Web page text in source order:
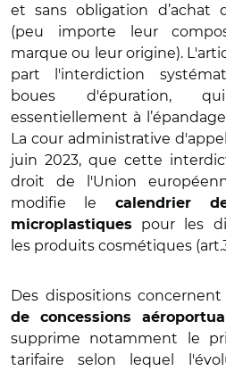
et sans obligation d’achat
(peu importe leur
marque ou leur origine).
part l'interdiction
boues d'épuration,
essentiellement à
La cour administrative
juin 2023, que cette
droit de l'Union
modifie le
calendrier
microplastiques
pour les
les produits cosmétiques
Des dispositions
de concessions
supprime notamment le
tarifaire selon lequel